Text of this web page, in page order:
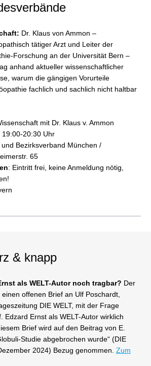
Dr. Klaus von Ammon –
tätiger Arzt und Leiter der
Forschung an der Universität Bern –
anhand aktueller wissenschaftlicher
warum die gängigen Vorurteile
fachlich und sachlich nicht haltbar
mit Dr. Klaus v. Ammon
19:00-20:30 Uhr
Bezirksverband München /
65
: Eintritt frei, keine Anmeldung nötig,
& knapp
als WELT-Autor noch tragbar? Der
offenen Brief an Ulf Poschardt,
DIE WELT, mit der Frage
Edzard Ernst als WELT-Autor wirklich
Brief wird auf den Beitrag von E.
Studie abgebrochen wurde“ (DIE
2024) Bezug genommen. Zum